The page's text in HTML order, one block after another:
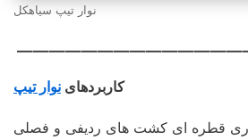
نوار تیپ سیاهکل
کاربردهای نوار تیپ
قطره ای کشت های ردیفی و فصلی